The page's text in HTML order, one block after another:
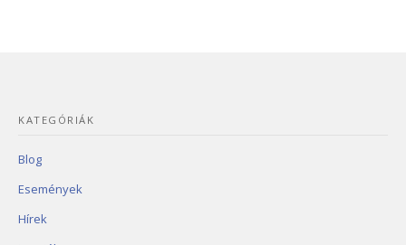
KATEGÓRIÁK
Blog
Események
Hírek